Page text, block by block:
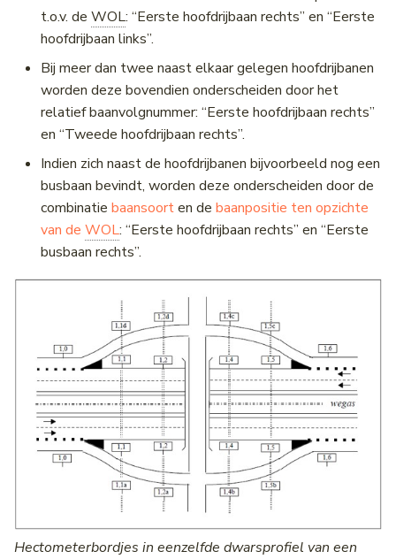
t.o.v. de WOL: “Eerste hoofdrijbaan rechts” en “Eerste
hoofdrijbaan links”.
Bij meer dan twee naast elkaar gelegen hoofdrijbanen
worden deze bovendien onderscheiden door het
relatief baanvolgnummer: “Eerste hoofdrijbaan rechts”
en “Tweede hoofdrijbaan rechts”.
Indien zich naast de hoofdrijbanen bijvoorbeeld nog een
busbaan bevindt, worden deze onderscheiden door de
combinatie baansoorten de baanpositie ten opzichte
van de WOL: “Eerste hoofdrijbaan rechts” en “Eerste
busbaan rechts”.
Hectometerbordjes in eenzelfde dwarsprofiel van een